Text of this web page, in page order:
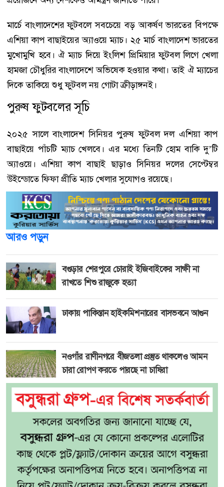
মার্চে বাংলাদেশের ফুটবলে সবচেয়ে বড় আকর্ষণ ভারতের বিপক্ষে
এশিয়া কাপ বাছাইয়ের অ্যাওয়ে ম্যাচ। ২৫ মার্চ বাংলাদেশ ভারতের
মুখোমুখি হবে। ঐ ম্যাচ দিয়ে ইংলিশ প্রিমিয়ার ফুটবল লিগে খেলা
হামজা চৌধুরির বাংলাদেশে অভিষেক হওয়ার কথা। তাই ঐ ম্যাচের
দিকে তাকিয়ে শুধু ফুটবল নয় গোটা ক্রীড়াঙ্গনই।
পুরুষ ফুটবলের সূচি
২০২৫ সালে বাংলাদেশ সিনিয়র পুরুষ ফুটবল দল এশিয়া কাপ
বাছাইয়ে পাঁচটি ম্যাচ খেলবে। এর মধ্যে তিনটি হোম বাকি দু’টি
অ্যাওয়ে। এশিয়া কাপ বাছাই ছাড়াও সিনিয়র দলের সেপ্টেম্বর
উইন্ডোতে ফিফা প্রীতি ম্যাচ খেলার সুযোগও রয়েছে।
আরও পড়ুন
বগুড়ার শেরপুরে চোরাই ইজিবাইকের সাক্ষী না
রাখতে শিশু রাজুকে হত্যা
ঢাকায় পাকিস্তান হাইকমিশনারের বাসভবনে আগুন
নওগাঁর রাণীনগরে বীজতলা প্রস্তুত থাকলেও আমন
চারা রোপণ করতে পারছে না চাষিরা